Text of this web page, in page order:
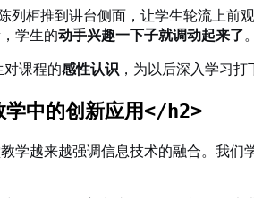
列柜推到讲台侧面，让学生轮流上
学生的动手兴趣一下子就调动起来了。
课程的感性认识 ，为以后深入学习
中的创新应用 </h2>
学越来越强调信息技术的融合。我